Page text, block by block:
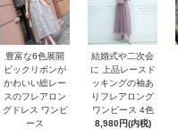
豊富な6色展開
ビックリボンが
かわいい総レー
スのフレアロン
グドレス ワンピ
ース
結婚式や二次会
に 上品レースド
ッキングの袖あ
りフレアロング
ワンピース 4色
8,980円(内税)